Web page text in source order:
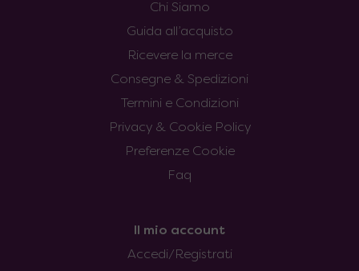
Chi Siamo
Guida all’acquisto
Ricevere la merce
Consegne & Spedizioni
Termini e Condizioni
Privacy & Cookie Policy
Preferenze Cookie
Faq
Il mio account
Accedi/Registrati